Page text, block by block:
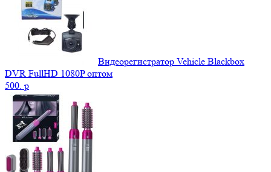
Видеорегистратор Vehicle Blackbox
DVR FullHD 1080P оптом
500. p